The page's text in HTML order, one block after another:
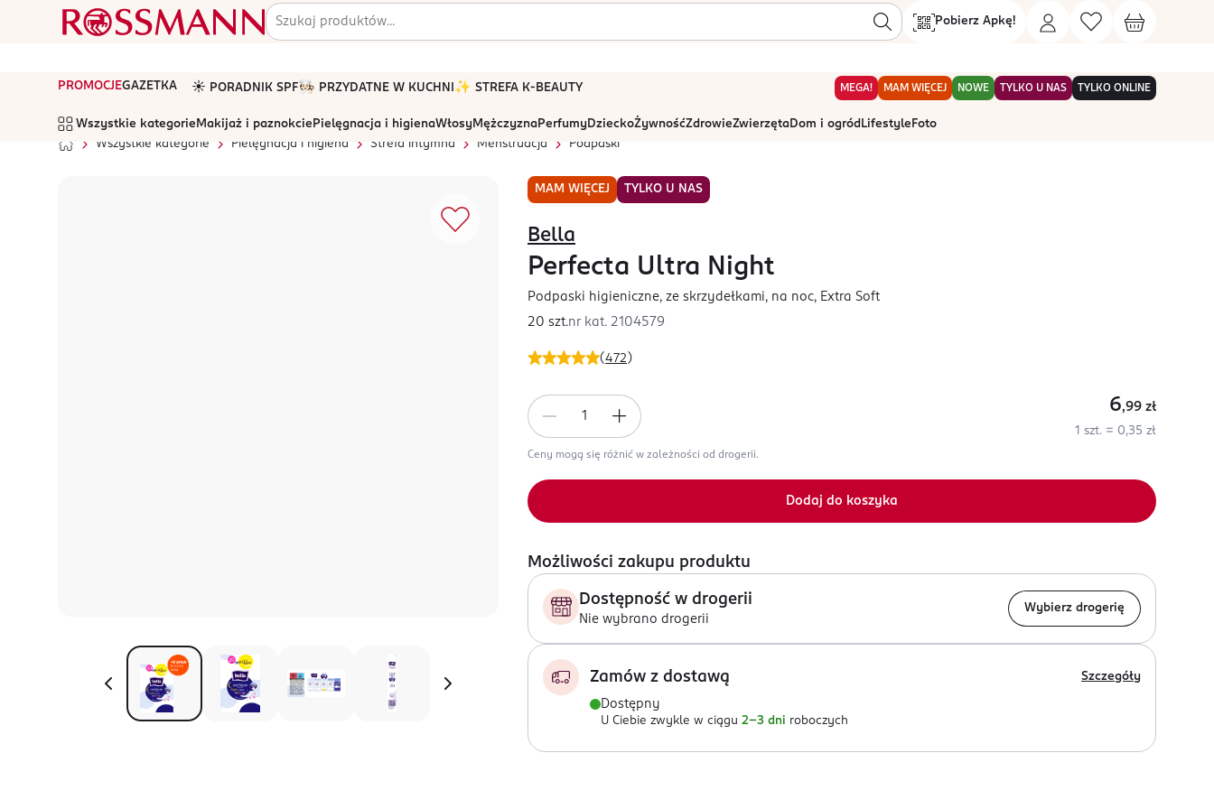
Pobierz Apkę!
PROMOCJEGAZETKA ☀️ PORADNIK SPF🧑🏻‍🍳 PRZYDATNE W KUCHNI ✨ STREFA K-BEAUTY MEGA! MAM WIĘCEJ NOWE TYLKO U NAS TYLKO ONLINE
Wszystkie kategorie Makijaż i paznokcie Pielęgnacja i higienaWłosyMężczyznaPerfumyDzieckoŻywnośćZdrowieZwierzętaDom i ogród Lifestyle Foto
Wszystkie kategorie
Pielęgnacja i higiena Strefa intymna Menstruacja Podpaski
MAM WIĘCEJ TYLKO U NAS
(472 )
Bella
Perfecta Ultra Night
Podpaski higieniczne, ze skrzydełkami, na noc, Extra Soft
20 szt.nr kat. 2104579
6,99 zł
1 szt. = 0,35 zł
Ceny mogą się różnić w zależności od drogerii.
Dodaj do koszyka
Możliwości zakupu produktu
Dostępność w drogerii
Nie wybrano drogerii
Wybierz drogerię
Zamów z dostawą Szczegóły
Dostępny
U Ciebie zwykle w ciągu 2-3 dni roboczych